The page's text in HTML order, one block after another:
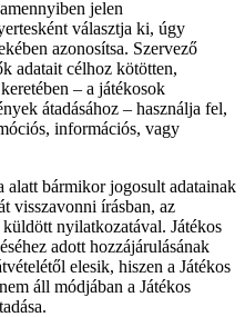
jelen
választja ki, úgy
azonosítsa. Szervező
adatait célhoz kötötten,
– a játékosok
átadásához – használja fel,
információs, vagy
alatt bármikor jogosult adatainak
visszavonni írásban, az
nyilatkozatával. Játékos
adott hozzájárulásának
elesik, hiszen a Játékos
áll módjában a Játékos